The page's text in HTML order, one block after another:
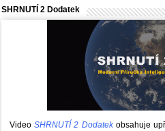
SHRNUTÍ 2 Dodatek
VideoSHRNUTÍ 2 Dodatekobsahuje